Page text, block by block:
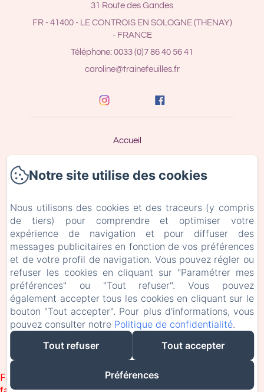
31 Route des Gandes
FR - 41400 - LE CONTROIS EN SOLOGNE (THENAY)
- FRANCE
Téléphone: 0033 (0)7 86 40 56 41
caroline@trainefeuilles.fr
Accueil
Accès & Contact
Informations légales
Informations sur les cookies
EN FR
Créé par Amenitiz
Conditions Générales de Vente
Failed to load BookingEngine/index: Loading chunk 93
Notre site utilise des cookies
Nous utilisons des cookies et des traceurs (y compris
de tiers) pour comprendre et optimiser votre
expérience de navigation et pour diffuser des
messages publicitaires en fonction de vos préférences
et de votre profil de navigation. Vous pouvez régler ou
refuser les cookies en cliquant sur "Paramétrer mes
préférences" ou "Tout refuser". Vous pouvez
également accepter tous les cookies en cliquant sur le
bouton "Tout accepter". Pour plus d'informations, vous
pouvez consulter notre Politique de confidentialité.
Tout refuser
Tout accepter
Préférences